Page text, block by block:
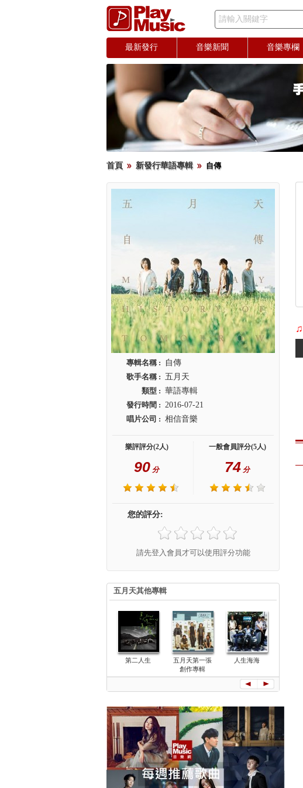
請輸入關鍵字
最新發行 音樂新聞 音樂專欄
首頁 新發行華語專輯 自傳
專輯名稱 :
自傳
歌手名稱 : 五月天
類型 : 華語專輯
發行時間 : 2016-07-21
唱片公司 : 相信音樂
樂評評分(2人)
90 分
一般會員評分(5人)
74 分
您的評分:
請先登入會員才可以使用評分功能
五月天其他專輯
第二人生
五月天第一張
創作專輯
人生海海
♫